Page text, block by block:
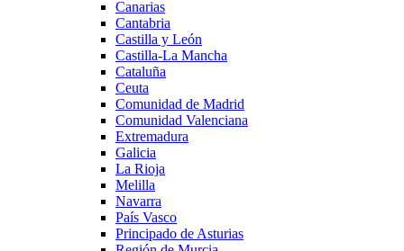
Canarias
Cantabria
Castilla y León
Castilla-La Mancha
Cataluña
Ceuta
Comunidad de Madrid
Comunidad Valenciana
Extremadura
Galicia
La Rioja
Melilla
Navarra
País Vasco
Principado de Asturias